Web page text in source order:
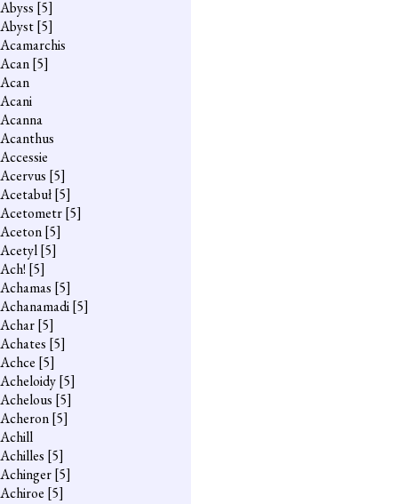
Abyss [5]
Abyst[5]
Acamarchis
Acan[5]
Acan
Acani
Acanna
Acanthus
Accessie
Acervus [5]
Acetabuł[5]
Acetometr[5]
Aceton[5]
Acetyl[5]
Ach! [5]
Achamas [5]
Achanamadi[5]
Achar[5]
Achates [5]
Achce [5]
Acheloidy[5]
Achelous [5]
Acheron[5]
Achill
Achilles [5]
Achinger[5]
Achiroe [5]